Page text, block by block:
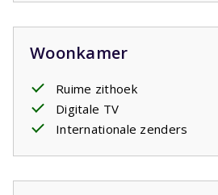
Woonkamer
Ruime zithoek
Digitale TV
Internationale zenders